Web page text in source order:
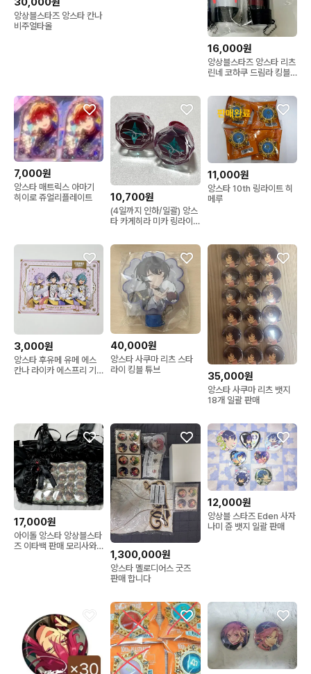
앙상블스타즈 앙스타 칸나
비주얼타올
16,000원
앙상블스타즈 앙스타 리츠
린네 코하쿠 드림라 킹블
7,000원
앙스타 매트릭스 아마기
히이로 쥬얼리플레이트
10,700원
(4일까지 인하/일괄) 앙스
타 카게히라 미카 링라이
드림라이브 내한
11,000원
앙스타 10th 링라이트 히
메루
3,000원
앙스타 후유메 유메 에스
칸나 라이카 에스프리 기
40,000원
앙스타 사쿠마 리츠 스타
라이 킹블 튜브
35,000원
앙스타 사쿠마 리츠 뱃지
18개 일괄 판매
17,000원
아이돌 앙스타 앙상블스타
즈 이타백 판매 모리사와
1,300,000원
앙스타 멜로디어스 굿즈
판매 합니다
12,000원
앙상블 스타즈 Eden 사자
나미 쥰 뱃지 일괄 판매